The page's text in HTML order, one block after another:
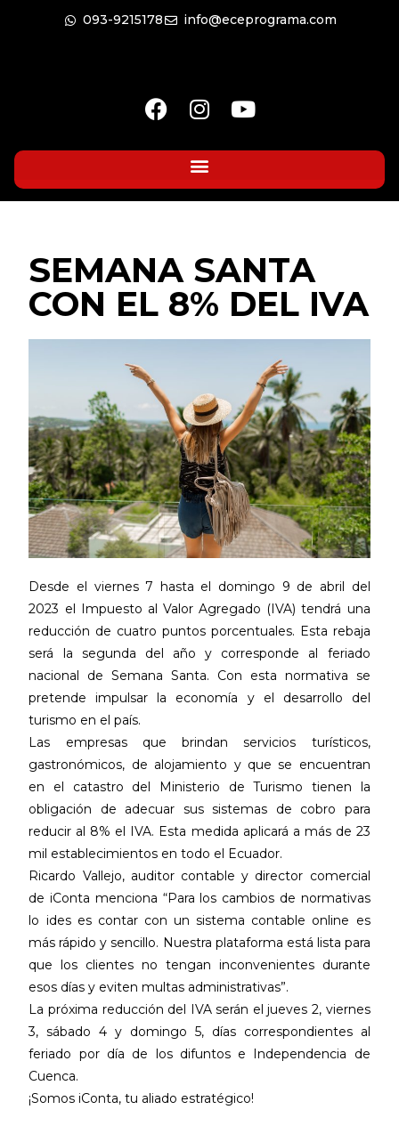
093-9215178 info@eceprograma.com
SEMANA SANTA
CON EL 8% DEL IVA
Desde el viernes 7 hasta el domingo 9 de abril del
2023 el Impuesto al Valor Agregado (IVA) tendrá una
reducción de cuatro puntos porcentuales. Esta rebaja
será la segunda del año y corresponde al feriado
nacional de Semana Santa. Con esta normativa se
pretende impulsar la economía y el desarrollo del
turismo en el país.
Las empresas que brindan servicios turísticos,
gastronómicos, de alojamiento y que se encuentran
en el catastro del Ministerio de Turismo tienen la
obligación de adecuar sus sistemas de cobro para
reducir al 8% el IVA. Esta medida aplicará a más de 23
mil establecimientos en todo el Ecuador.
Ricardo Vallejo, auditor contable y director comercial
de iConta menciona “Para los cambios de normativas
lo ides es contar con un sistema contable online es
más rápido y sencillo. Nuestra plataforma está lista para
que los clientes no tengan inconvenientes durante
esos días y eviten multas administrativas”.
La próxima reducción del IVA serán el jueves 2, viernes
3, sábado 4 y domingo 5, días correspondientes al
feriado por día de los difuntos e Independencia de
Cuenca.
¡Somos iConta, tu aliado estratégico!